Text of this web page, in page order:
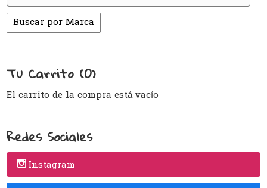
Tu Carrito (0)
El carrito de la compra está vacío
Redes Sociales
Instagram